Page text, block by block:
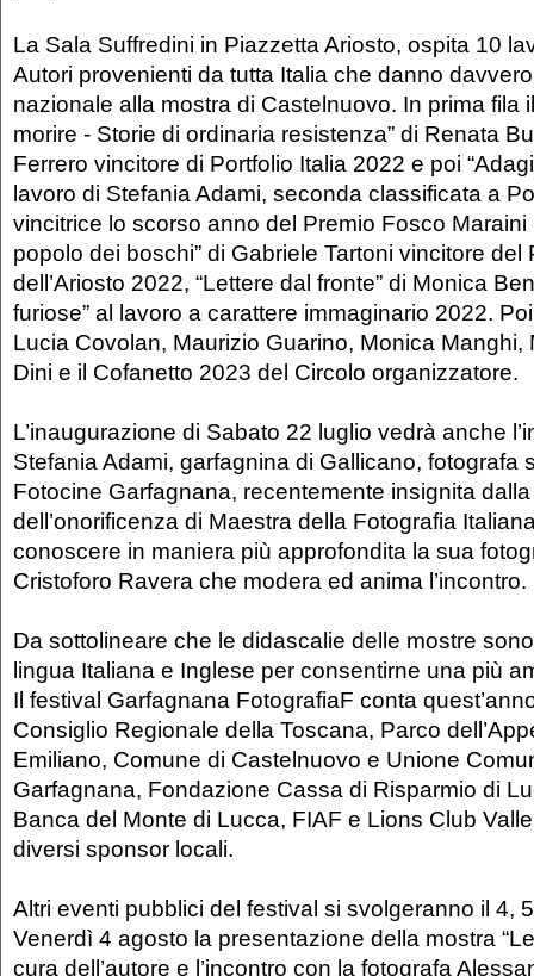
La Sala Suffredini in Piazzetta Ariosto, ospita 10
Autori provenienti da tutta Italia che danno
nazionale alla mostra di Castelnuovo. In prima fila
morire - Storie di ordinaria resistenza” di Renata
Ferrero vincitore di Portfolio Italia 2022 e poi
lavoro di Stefania Adami, seconda classificata a
vincitrice lo scorso anno del Premio Fosco Maraini
popolo dei boschi” di Gabriele Tartoni vincitore del
dell’Ariosto 2022, “Lettere dal fronte” di Monica
furiose” al lavoro a carattere immaginario 2022.
Lucia Covolan, Maurizio Guarino, Monica Manghi,
Dini e il Cofanetto 2023 del Circolo organizzatore.
L’inaugurazione di Sabato 22 luglio vedrà anche
Stefania Adami, garfagnina di Gallicano, fotografa
Fotocine Garfagnana, recentemente insignita
dell’onorificenza di Maestra della Fotografia
conoscere in maniera più approfondita la sua
Cristoforo Ravera che modera ed anima l’incontro.
Da sottolineare che le didascalie delle mostre
lingua Italiana e Inglese per consentirne una più
Il festival Garfagnana FotografiaF conta
Consiglio Regionale della Toscana, Parco
Emiliano, Comune di Castelnuovo e Unione
Garfagnana, Fondazione Cassa di Risparmio di
Banca del Monte di Lucca, FIAF e Lions Club
diversi sponsor locali.
Altri eventi pubblici del festival si svolgeranno il 4,
Venerdì 4 agosto la presentazione della mostra
cura dell’autore e l’incontro con la fotografa